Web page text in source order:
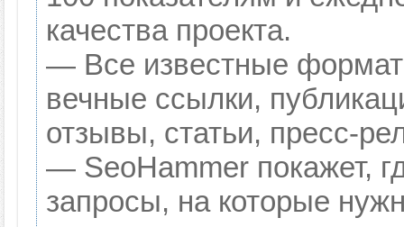
качества проекта.
— Все известные
вечные ссылки,
отзывы, статьи, пресс-
— SeoHammer покажет,
запросы, на которые